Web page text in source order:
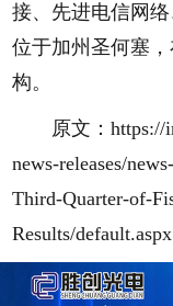
接、先进电信网
位于加州圣何塞
构。
原文：https://
news-releases/
Third-Quarter-of-
Results/default.aspx